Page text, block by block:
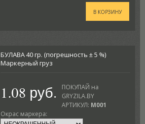
В КОРЗИНУ
БУЛАВА 40 гр. (погрешность ± 5 %)
Маркерный груз
1.08 руб.
ПОКУПАЙ на
GRYZILA.BY
АРТИКУЛ: M001
Окрас маркера: